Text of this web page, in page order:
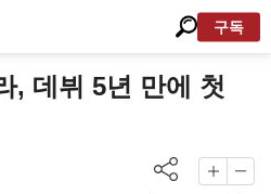
구독
, 데뷔 5년 만에 첫